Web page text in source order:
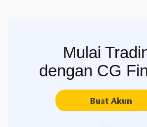
Mulai
dengan CG
Buat Akun